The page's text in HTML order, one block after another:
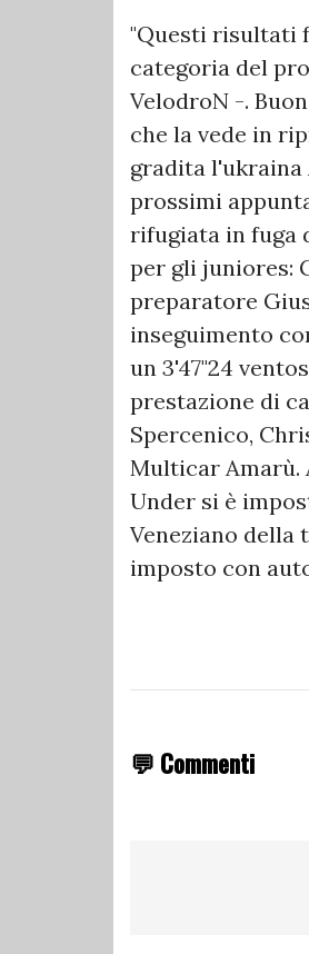
"Questi risultati
categoria del
VelodroN -.
che la vede in
gradita l'ukraina
prossimi
rifugiata in fuga
per gli juniores:
preparatore
inseguimento
un 3'47"24
prestazione di
Spercenico,
Multicar Amarù.
Under si è
Veneziano della
imposto con
💬 Commenti